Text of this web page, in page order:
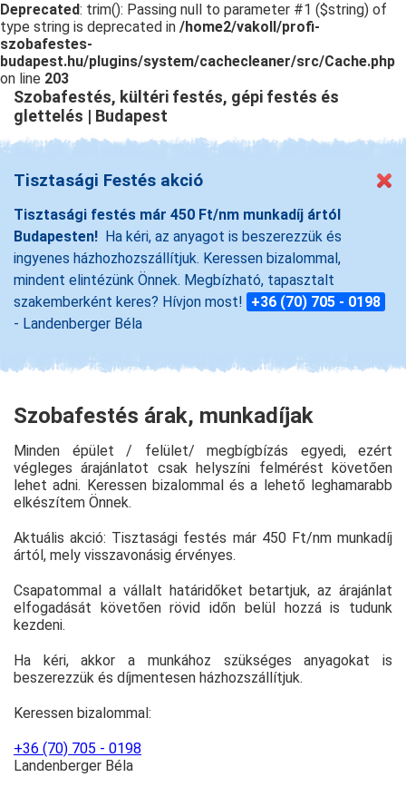
Deprecated: trim(): Passing null to parameter #1 ($string) of
type string is deprecated in /home2/vakoll/profi-
szobafestes-
budapest.hu/plugins/system/cachecleaner/src/Cache.php
on line 203
Szobafestés, kültéri festés, gépi festés és
glettelés | Budapest
Tisztasági Festés akció
Tisztasági festés már 450 Ft/nm munkadíj ártól
Budapesten! Ha kéri, az anyagot is beszerezzük és
ingyenes házhozhozszállítjuk. Keressen bizalommal,
mindent elintézünk Önnek. Megbízható, tapasztalt
szakemberként keres? Hívjon most! +36 (70) 705 - 0198
- Landenberger Béla
Szobafestés árak, munkadíjak
Minden épület / felület/ megbígbízás egyedi, ezért
végleges árajánlatot csak helyszíni felmérést követően
lehet adni. Keressen bizalommal és a lehető leghamarabb
elkészítem Önnek.
Aktuális akció: Tisztasági festés már 450 Ft/nm munkadíj
ártól, mely visszavonásig érvényes.
Csapatommal a vállalt határidőket betartjuk, az árajánlat
elfogadását követően rövid időn belül hozzá is tudunk
kezdeni.
Ha kéri, akkor a munkához szükséges anyagokat is
beszerezzük és díjmentesen házhozszállítjuk.
Keressen bizalommal:
+36 (70) 705 - 0198
Landenberger Béla